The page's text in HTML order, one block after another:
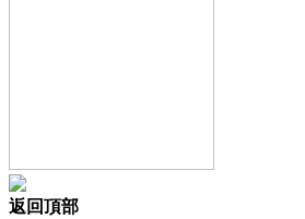
返回頂部